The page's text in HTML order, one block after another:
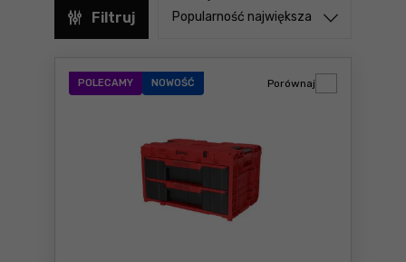
Okazje
Filtruj Sortuj od
Popularność największa
POLECAMY NOWOŚĆ Porównaj